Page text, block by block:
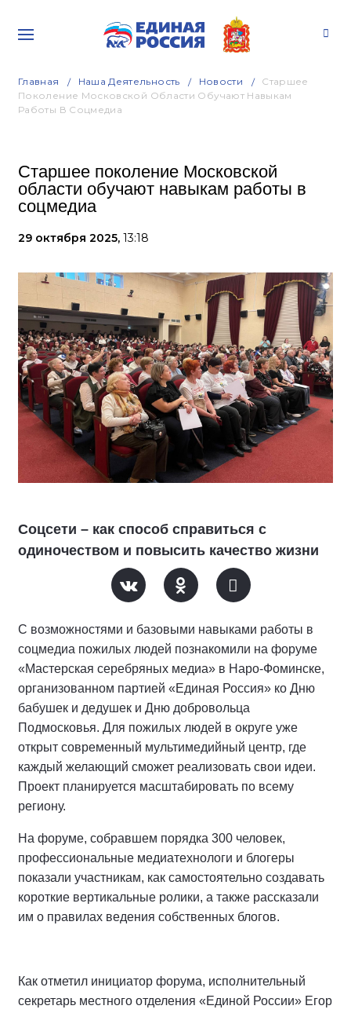
Главная Наша Деятельность Новости
Старшее
Поколение Московской Области Обучают Навыкам
Работы В Соцмедиа
Старшее поколение Московской
области обучают навыкам работы в
соцмедиа
29 октября 2025, 13:18
Соцсети – как способ справиться с
одиночеством и повысить качество жизни
С возможностями и базовыми навыками работы в
соцмедиа пожилых людей познакомили на форуме
«Мастерская серебряных медиа» в Наро-Фоминске,
организованном партией «Единая Россия» ко Дню
бабушек и дедушек и Дню добровольца
Подмосковья. Для пожилых людей в округе уже
открыт современный мультимедийный центр, где
каждый желающий сможет реализовать свои идеи.
Проект планируется масштабировать по всему
региону.
На форуме, собравшем порядка 300 человек,
профессиональные медиатехнологи и блогеры
показали участникам, как самостоятельно создавать
короткие вертикальные ролики, а также рассказали
им о правилах ведения собственных блогов.
Как отметил инициатор форума, исполнительный
секретарь местного отделения «Единой России» Егор